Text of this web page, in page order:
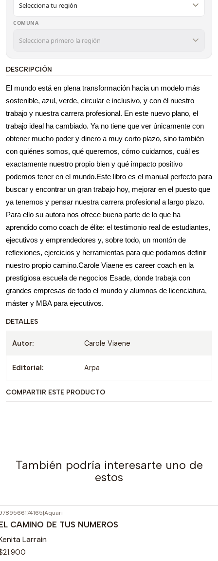
COMUNA
DESCRIPCIÓN
El mundo está en plena transformación hacia un modelo más
sostenible, azul, verde, circular e inclusivo, y con él nuestro
trabajo y nuestra carrera profesional. En este nuevo plano, el
trabajo ideal ha cambiado. Ya no tiene que ver únicamente con
obtener mucho poder y dinero a muy corto plazo, sino también
con quiénes somos, qué queremos, cómo cuidarnos, cuál es
exactamente nuestro propio bien y qué impacto positivo
podemos tener en el mundo.Este libro es el manual perfecto para
buscar y encontrar un gran trabajo hoy, mejorar en el puesto que
ya tenemos y pensar nuestra carrera profesional a largo plazo.
Para ello su autora nos ofrece buena parte de lo que ha
aprendido como coach de élite: el testimonio real de estudiantes,
ejecutivos y emprendedores y, sobre todo, un montón de
reflexiones, ejercicios y herramientas para que podamos definir
nuestro propio camino.Carole Viaene es career coach en la
prestigiosa escuela de negocios Esade, donde trabaja con
grandes empresas de todo el mundo y alumnos de licenciatura,
máster y MBA para ejecutivos.
DETALLES
Autor: Carole Viaene
Editorial: Arpa
COMPARTIR ESTE PRODUCTO
También podría interesarte uno de
estos
Agotado |Aquari
CAMINO DE TUS NUMEROS
Larrain